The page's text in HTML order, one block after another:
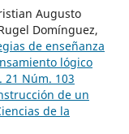
Augusto
Domínguez,
de enseñanza
lógico
21 Núm. 103
de un
de la